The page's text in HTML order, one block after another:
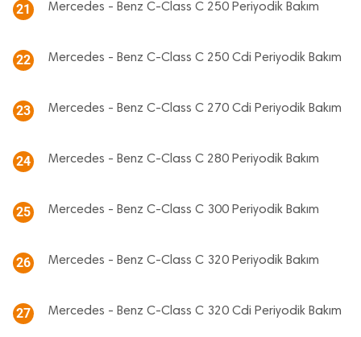
21 Mercedes - Benz C-Class C 250 Periyodik Bakım
22 Mercedes - Benz C-Class C 250 Cdi Periyodik Bakım
23 Mercedes - Benz C-Class C 270 Cdi Periyodik Bakım
24 Mercedes - Benz C-Class C 280 Periyodik Bakım
25 Mercedes - Benz C-Class C 300 Periyodik Bakım
26 Mercedes - Benz C-Class C 320 Periyodik Bakım
27 Mercedes - Benz C-Class C 320 Cdi Periyodik Bakım